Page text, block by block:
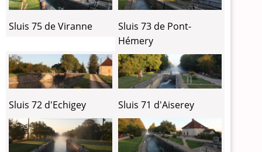
Sluis 75 de Viranne
Sluis 73 de Pont-
Hémery
Sluis 72 d'Echigey Sluis 71 d'Aiserey